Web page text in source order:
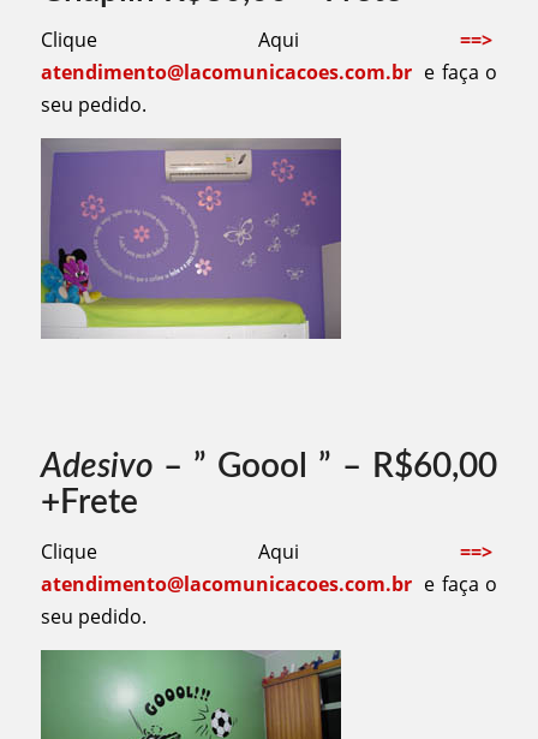
Clique Aqui==>
atendimento@lacomunicacoes.com.br e faça o
seu pedido.
Adesivo – ” Goool ” – R$60,00
+Frete
Clique Aqui==>
atendimento@lacomunicacoes.com.br e faça o
seu pedido.